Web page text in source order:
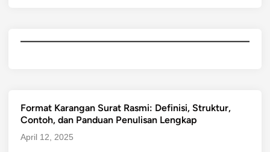
Format Karangan Surat Rasmi: Definisi, Struktur,
Contoh, dan Panduan Penulisan Lengkap
April 12, 2025